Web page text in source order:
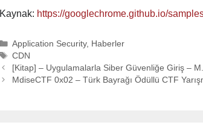
Kaynak: https://googlechrome.github.io/
Categories
Application Security, Haberler
Tags
CDN
[Kitap] – Uygulamalarla Siber Güvenliğe Giriş – M.
MdiseCTF 0x02 – Türk Bayrağı Ödüllü CTF